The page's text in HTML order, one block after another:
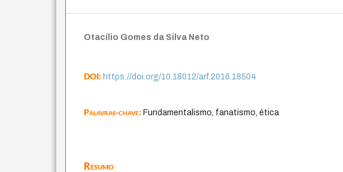
Otacílio Gomes da Silva Neto
DOI:https://doi.org/10.18012/arf.2016.18504
Palavras-chave:Fundamentalismo, fanatismo, ética
Resumo